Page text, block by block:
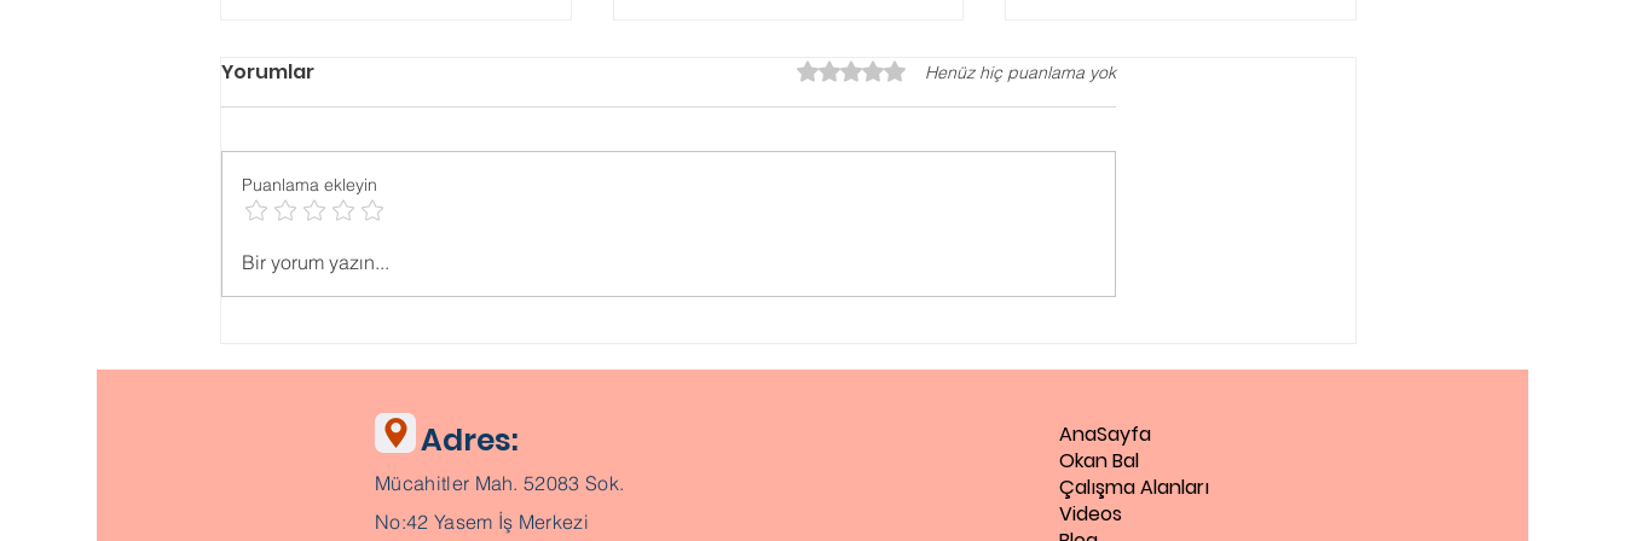
Psikolojik ONLİNE TESTLER
Yorumlar 5 üzerinden 0 yıldızHenüz hiç puanlama yok
Puanlama ekleyin
Bir yorum yazın...
Adres:
Mücahitler Mah. 52083 Sok.
No:42 Yasem İş Merkezi
AnaSayfa
Okan Bal
Çalışma Alanları
Videos